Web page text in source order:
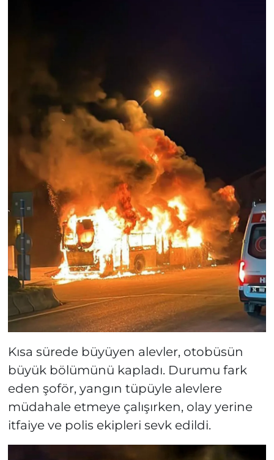
Kısa sürede büyüyen alevler, otobüsün
büyük bölümünü kapladı. Durumu fark
eden şoför, yangın tüpüyle alevlere
müdahale etmeye çalışırken, olay yerine
itfaiye ve polis ekipleri sevk edildi.